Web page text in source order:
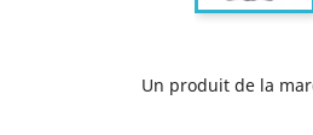
Un produit de la